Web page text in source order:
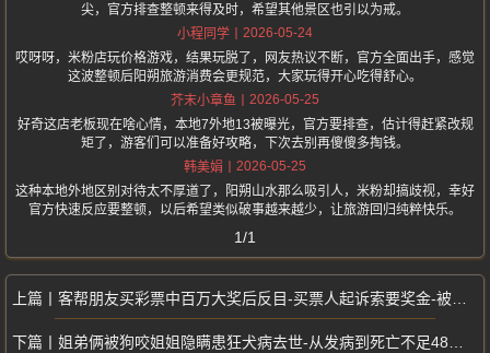
尖，官方排查整顿来得及时，希望其他景区也引以为戒。
小程同学
2026-05-24
哎呀呀，米粉店玩价格游戏，结果玩脱了，网友热议不断，官方全面出手，感觉
这波整顿后阳朔旅游消费会更规范，大家玩得开心吃得舒心。
芥末小章鱼
2026-05-25
好奇这店老板现在啥心情，本地7外地13被曝光，官方要排查，估计得赶紧改规
矩了，游客们可以准备好攻略，下次去别再傻傻多掏钱。
韩美娟
2026-05-25
这种本地外地区别对待太不厚道了，阳朔山水那么吸引人，米粉却搞歧视，幸好
官方快速反应要整顿，以后希望类似破事越来越少，让旅游回归纯粹快乐。
1/1
客帮朋友买彩票中百万大奖后反目-买票人起诉索要奖金-被法院驳回
姐弟俩被狗咬姐姐隐瞒患狂犬病去世-从发病到死亡不足48小时